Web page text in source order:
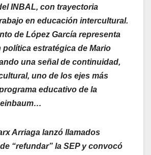
INBAL, con trayectoria
en educación intercultural.
de López García representa
estratégica de Mario
una señal de continuidad,
uno de los ejes más
educativo de la
Arriaga lanzó llamados
“refundar” la SEP y convocó